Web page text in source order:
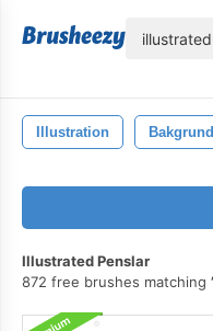
Illustration Bakgrund
Illustrated Penslar
872 free brushes matching